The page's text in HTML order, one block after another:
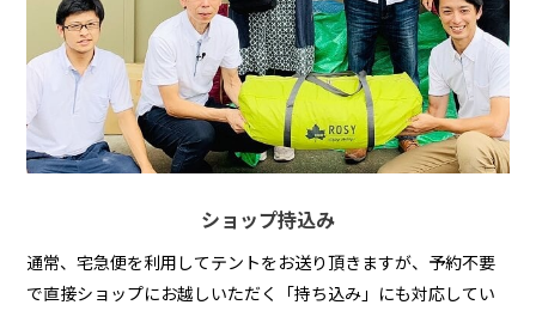
ショップ持込み
通常、宅急便を利用してテントをお送り頂きますが、予約不要
で直接ショップにお越しいただく「持ち込み」にも対応してい